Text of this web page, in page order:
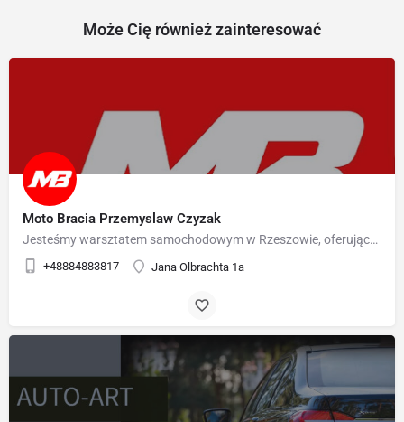
Może Cię również zainteresować
Moto Bracia Przemyslaw Czyzak
Jesteśmy warsztatem samochodowym w Rzeszowie, oferującym kompleksowe usługi: serwis, wymiana opon i…
+48884883817 Jana Olbrachta 1a